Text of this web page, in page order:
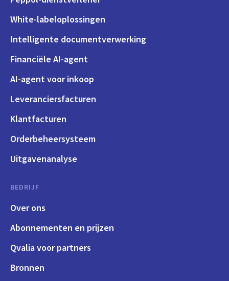
White-labeloplossingen
Intelligente documentverwerking
Financiële AI-agent
AI-agent voor inkoop
Leveranciersfacturen
Klantfacturen
Orderbeheersysteem
Uitgavenanalyse
BEDRIJF
Over ons
Abonnementen en prijzen
Qvalia voor partners
Bronnen